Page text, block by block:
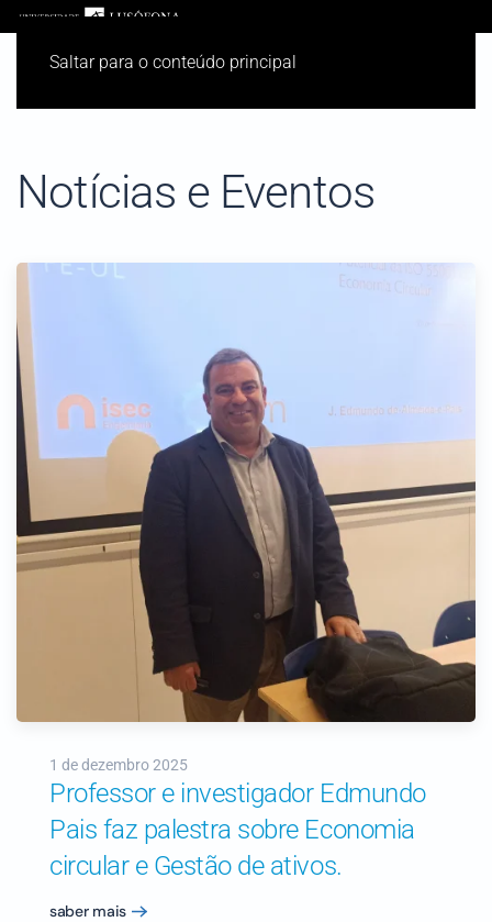
Saltar para o conteúdo principal
Notícias e Eventos
1 de dezembro 2025
Professor e investigador Edmundo
Pais faz palestra sobre Economia
circular e Gestão de ativos.
saber mais